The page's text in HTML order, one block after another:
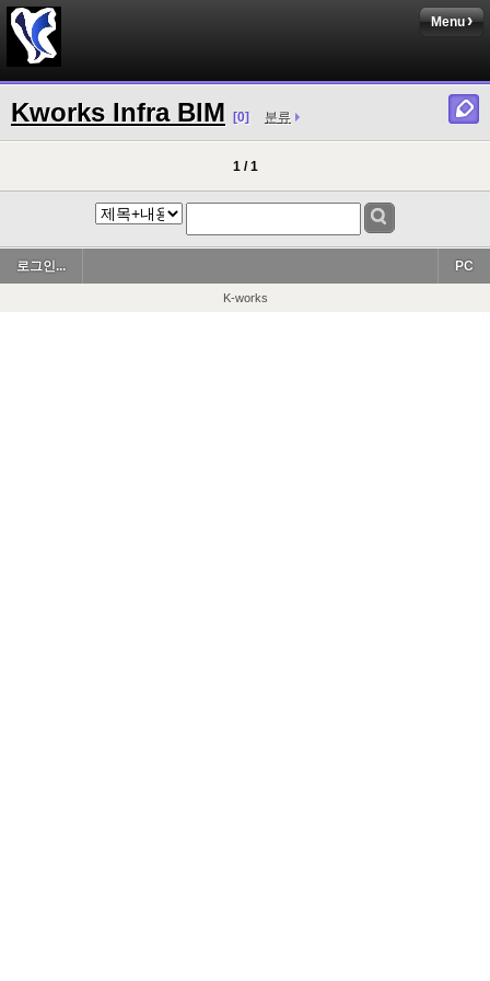
Menu
Kworks Infra BIM [0] 분류
1 / 1
로그인... PC
K-works